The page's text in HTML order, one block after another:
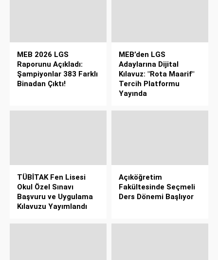
MEB 2026 LGS
Raporunu Açıkladı:
Şampiyonlar 383 Farklı
Binadan Çıktı!
MEB’den LGS
Adaylarına Dijital
Kılavuz: "Rota Maarif"
Tercih Platformu
Yayında
TÜBİTAK Fen Lisesi
Okul Özel Sınavı
Başvuru ve Uygulama
Kılavuzu Yayımlandı
Açıköğretim
Fakültesinde Seçmeli
Ders Dönemi Başlıyor